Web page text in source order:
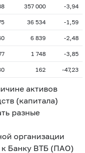
357 000 -3,94
36 534 -1,59
6 839 -2,48
1 748 -3,85
162 -47,23
активов
(капитала)
разные
организации
Банку ВТБ (ПАО)